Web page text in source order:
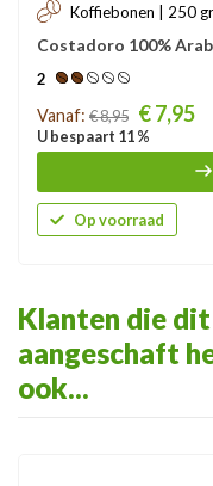
Koffiebonen | 250 gr
Costadoro 100%
2
Prijs
Vanaf: € 8,95 € 7,95
U bespaart 11 %
Op voorraad
Klanten die
aangeschaft
ook...